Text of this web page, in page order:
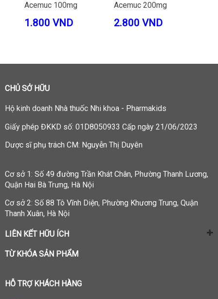
Acemuc 100mg
1.800 VND
Acemuc 200mg
2.800 VND
CHỦ SỞ HỮU
Hộ kinh doanh Nhà thuốc Nhi khoa - Pharmakids
Giấy phép ĐKKD số: 01D8050933 Cấp ngày 21/06/2023
Dược sĩ phụ trách CM: Nguyễn Thị Duyên
Cơ sở 1: Số 49 đường Trần Khát Chân, Phường Thanh Lương,
Quận Hai Bà Trưng, Hà Nội
Cơ sở 2: Số 88 Tô Vĩnh Diện, Phường Khương Trung, Quận
Thanh Xuân, Hà Nội
LIÊN KẾT HỮU ÍCH
TỪ KHÓA SẢN PHẨM
HỖ TRỢ KHÁCH HÀNG